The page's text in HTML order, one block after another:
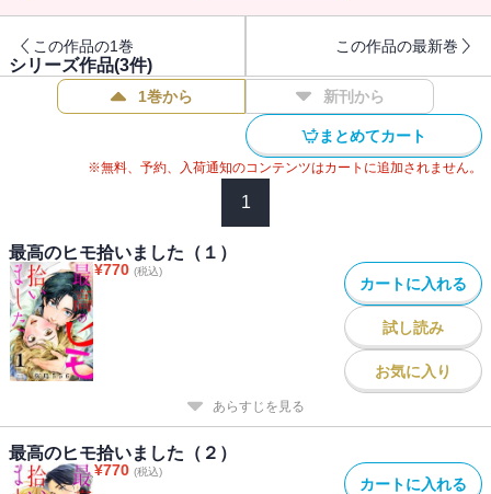
この作品の1巻 この作品の最新巻
シリーズ作品(3件)
1巻から 新刊から
まとめてカート
※無料、予約、入荷通知のコンテンツはカートに追加されません。
1
最高のヒモ拾いました（１）
¥770 (税込)
カートに入れる
試し読み
お気に入り
あらすじを見る
最高のヒモ拾いました（２）
¥770 (税込)
カートに入れる